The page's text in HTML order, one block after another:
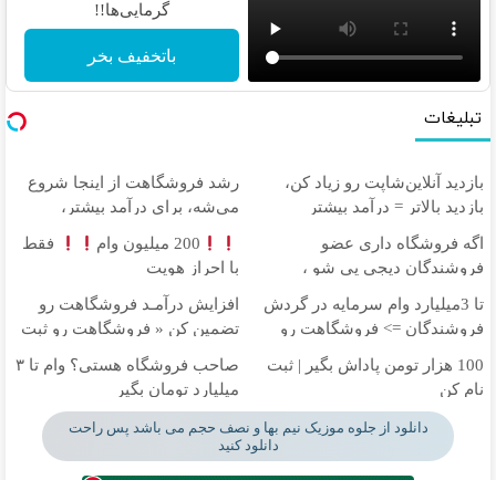
گرمایی‌ها!!
باتخفیف بخر
تبلیغات
بازدید آنلاین‌شاپت رو زیاد کن،
بازدید بالاتر = درآمد بیشتر
رشد فروشگاهت از اینجا شروع
می‌شه، برای درآمد بیشتر،
آماده‌ای؟
اگه فروشگاه داری عضو
فروشندگان دیجی پی شو ،
200 میلیون وام
فقط
با احراز هویت
تا 3میلیارد وام سرمایه در گردش
فروشندگان => فروشگاهت رو
افزایش درآمـد فروشگاهت رو
تضمین کن « فروشگاهت رو ثبت
100 هزار تومن پاداش بگیر | ثبت
نام کن
صاحب فروشگاه هستی؟ وام تا ۳
میلیارد تومان بگیر
دانلود از جلوه موزیک نیم بها و نصف حجم می باشد پس راحت
دانلود کنید